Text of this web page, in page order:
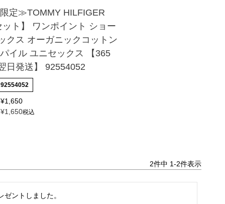
定≫TOMMY HILFIGER
ット】 ワンポイント ショー
クス オーガニックコットン
イル ユニセックス 【365
日発送】 92554052
92554052
¥1,650
¥1,650税込
2件中 1-2件表示
ントしました。